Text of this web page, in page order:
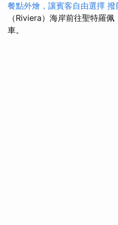
餐點外燴，讓賓客自由選擇 撥
（Riviera）海岸前往聖特羅
車。